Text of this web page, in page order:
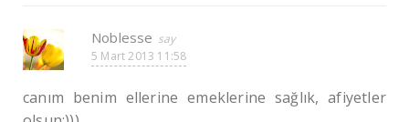
Noblesse
5 Mart 2013 11:58
canım benim ellerine emeklerine sağlık, afiyetler